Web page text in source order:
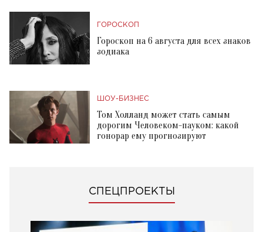
ГОРОСКОП
Гороскоп на 6 августа для всех знаков
зодиака
ШОУ-БИЗНЕС
Том Холланд может стать самым
дорогим Человеком-пауком: какой
гонорар ему прогнозируют
СПЕЦПРОЕКТЫ